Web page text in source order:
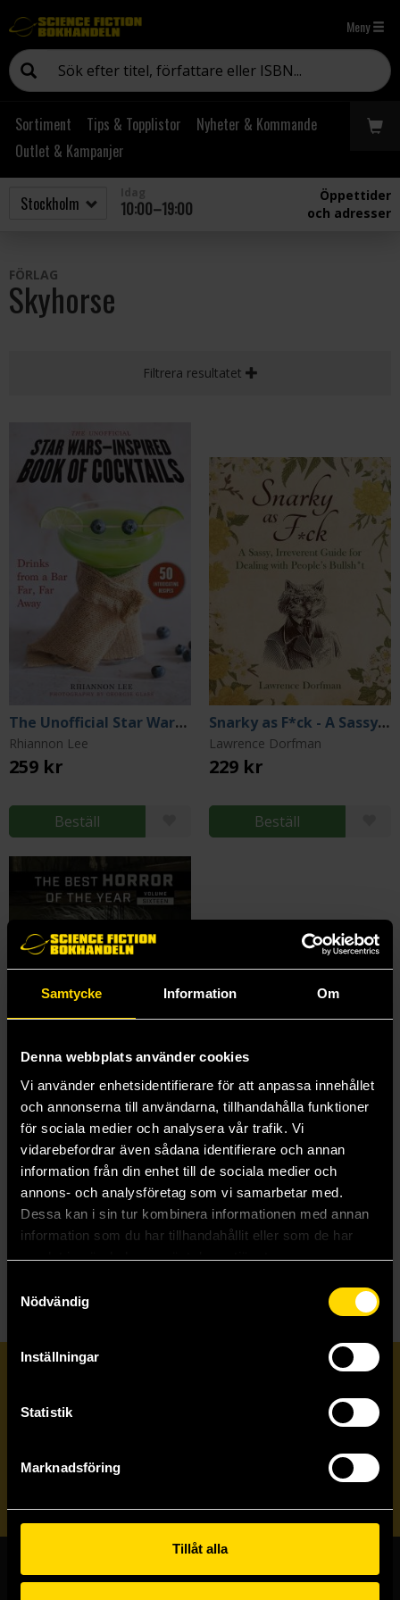
Samtycke Information Om
Denna webbplats använder cookies
Vi använder enhetsidentifierare för att anpassa innehållet
och annonserna till användarna, tillhandahålla funktioner
för sociala medier och analysera vår trafik. Vi
vidarebefordrar även sådana identifierare och annan
information från din enhet till de sociala medier och
annons- och analysföretag som vi samarbetar med.
Dessa kan i sin tur kombinera informationen med annan
information som du har tillhandahållit eller som de har
samlat in när du har använt deras tjänster.
Nödvändig
Inställningar
Statistik
Marknadsföring
Tillåt alla
Meny
Sortiment Tips & Topplistor
Nyheter & Kommande
Outlet & Kampanjer
10:00–19:00
Öppettider
och adresser
FÖRLAG
Skyhorse
Filtrera resultatet
The Unofficial Star Wars-Inspired Book of Cocktails
Rhiannon Lee
259 kr
Beställ
Snarky as F*ck - A Sassy, Irreverant Guide for Dealing with People's Bullsh*t
Lawrence Dorfman
229 kr
Beställ
Best Horror of the Year 16
Ellen Datlow
229 kr
Längre leveranstid
Beställ
Prenumerera på vårt nyhetsbrev
Skicka